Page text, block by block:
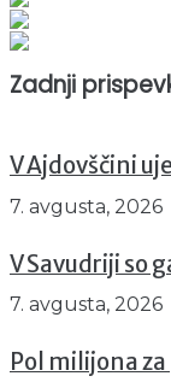
Zadnji
V Ajdovščini
7. avgusta, 2026
V Savudriji so
7. avgusta, 2026
Pol milijona